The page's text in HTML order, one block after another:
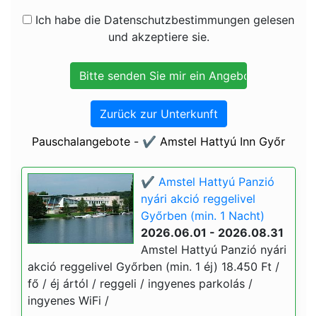
Ich habe die Datenschutzbestimmungen gelesen
und akzeptiere sie.
Zurück zur Unterkunft
Pauschalangebote - ✔️ Amstel Hattyú Inn Győr
✔️ Amstel Hattyú Panzió
nyári akció reggelivel
Győrben (min. 1 Nacht)
2026.06.01 - 2026.08.31
Amstel Hattyú Panzió nyári
akció reggelivel Győrben (min. 1 éj) 18.450 Ft /
fő / éj ártól / reggeli / ingyenes parkolás /
ingyenes WiFi /